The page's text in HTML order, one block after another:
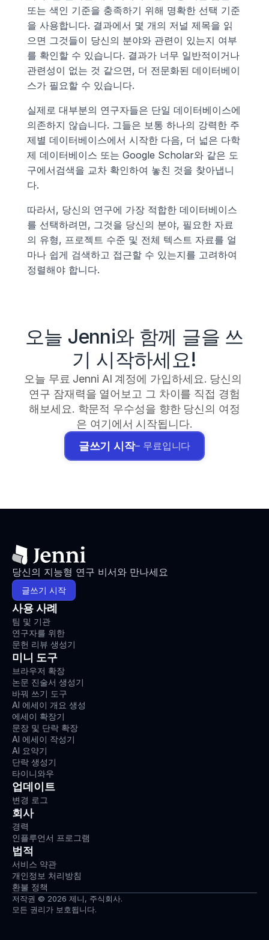
또는 색인 기준을 충족하기 위해 명확한 선택 기준
을 사용합니다. 결과에서 몇 개의 저널 제목을 읽
으면 그것들이 당신의 분야와 관련이 있는지 여부
를 확인할 수 있습니다. 결과가 너무 일반적이거나
관련성이 없는 것 같으면, 더 전문화된 데이터베이
스가 필요할 수 있습니다.
실제로 대부분의 연구자들은 단일 데이터베이스에
의존하지 않습니다. 그들은 보통 하나의 강력한 주
제별 데이터베이스에서 시작한 다음, 더 넓은 다학
제 데이터베이스 또는 Google Scholar와 같은 도
구에서검색을 교차 확인하여 놓친 것을 찾아냅니
다.
따라서, 당신의 연구에 가장 적합한 데이터베이스
를 선택하려면, 그것을 당신의 분야, 필요한 자료
의 유형, 프로젝트 수준 및 전체 텍스트 자료를 얼
마나 쉽게 검색하고 접근할 수 있는지를 고려하여
정렬해야 합니다.
오늘 Jenni와 함께 글을 쓰
기 시작하세요!
오늘 무료 Jenni AI 계정에 가입하세요. 당신의
연구 잠재력을 열어보고 그 차이를 직접 경험
해보세요. 학문적 우수성을 향한 당신의 여정
은 여기에서 시작됩니다.
글쓰기 시작– 무료입니다
당신의 지능형 연구 비서와 만나세요
글쓰기 시작
사용 사례
팀 및 기관
연구자를 위한
문헌 리뷰 생성기
미니 도구
브라우저 확장
논문 진술서 생성기
바꿔 쓰기 도구
AI 에세이 개요 생성
에세이 확장기
문장 및 단락 확장
AI 에세이 작성기
AI 요약기
단락 생성기
타이니와우
업데이트
변경 로그
회사
경력
인플루언서 프로그램
법적
서비스 약관
개인정보 처리방침
환불 정책
저작권 © 2026 제니, 주식회사.
모든 권리가 보호됩니다.